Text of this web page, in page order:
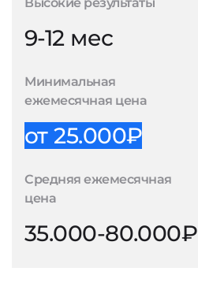
9-12 мес
Минимальная
ежемесячная цена
от 25.000₽
Средняя ежемесячная
цена
35.000-80.000₽